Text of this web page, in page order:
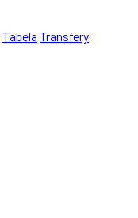
Tabela Transfery